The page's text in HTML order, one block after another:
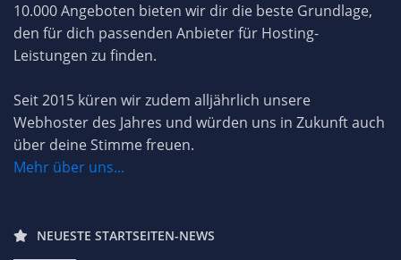
10.000 Angeboten bieten wir dir die beste Grundlage,
den für dich passenden Anbieter für Hosting-
Leistungen zu finden.
Seit 2015 küren wir zudem alljährlich unsere
Webhoster des Jahres und würden uns in Zukunft auch
über deine Stimme freuen.
Mehr über uns...
NEUESTE STARTSEITEN-NEWS